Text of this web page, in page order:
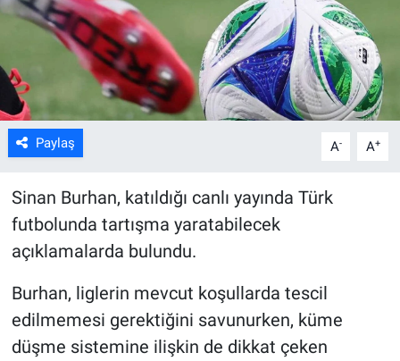
Paylaş A- A+
Sinan Burhan, katıldığı canlı yayında Türk
futbolunda tartışma yaratabilecek
açıklamalarda bulundu.
Burhan, liglerin mevcut koşullarda tescil
edilmemesi gerektiğini savunurken, küme
düşme sistemine ilişkin de dikkat çeken
Genel